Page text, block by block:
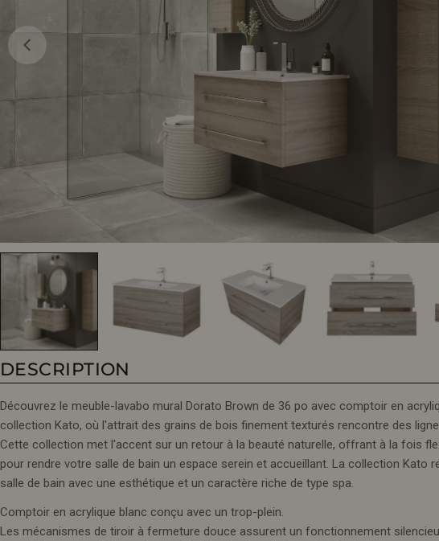
le média 0 en mode modal
DESCRIPTION
Découvrez le meuble-lavabo mural Dorato Brown de 36 po avec comptoir en
collection Kato, où l'attrait des grains de bois finement texturés rencontre des
Cette collection met l'accent sur un retour à la beauté naturelle, offrant à la fois
pour rendre votre salle de bain un espace serein et accueillant. La collection Kato
salle de bain avec une esthétique et un caractère riche de type spa.
Comptoir en acrylique blanc conçu avec un trop-plein.
Les mécanismes de tiroir à fermeture douce assurent un fonctionnement